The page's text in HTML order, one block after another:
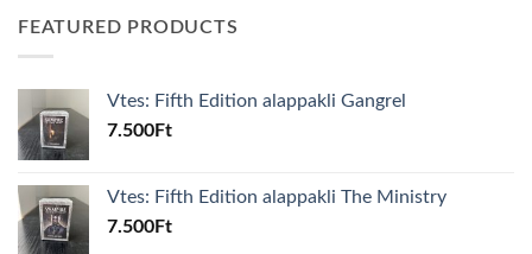
FEATURED PRODUCTS
Vtes: Fifth Edition alappakli Gangrel
7.500Ft
Vtes: Fifth Edition alappakli The Ministry
7.500Ft